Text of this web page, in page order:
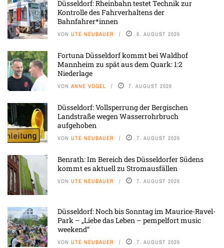
Düsseldorf: Rheinbahn testet Technik zur
Kontrolle des Fahrverhaltens der
Bahnfahrer*innen
VON UTE NEUBAUER 8. AUGUST 2026
Fortuna Düsseldorf kommt bei Waldhof
Mannheim zu spät aus dem Quark: 1:2
Niederlage
VON ANNE VOGEL 7. AUGUST 2026
Düsseldorf: Vollsperrung der Bergischen
Landstraße wegen Wasserrohrbruch
aufgehoben
VON UTE NEUBAUER 7. AUGUST 2026
Benrath: Im Bereich des Düsseldorfer Südens
kommt es aktuell zu Stromausfällen
VON UTE NEUBAUER 7. AUGUST 2026
Düsseldorf: Noch bis Sonntag im Maurice-Ravel-
Park – „Liebe das Leben – pempelfort music
weekend“
VON UTE NEUBAUER 7. AUGUST 2026